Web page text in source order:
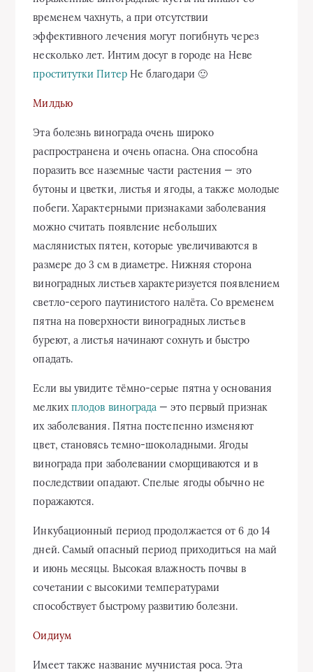
временем чахнуть, а при отсутствии
эффективного лечения могут погибнуть через
несколько лет. Интим досуг в городе на Неве
проститутки ПитерНе благодари 🙂
Милдью
Эта болезнь винограда очень широко
распространена и очень опасна. Она способна
поразить все наземные части растения — это
бутоны и цветки, листья и ягоды, а также молодые
побеги. Характерными признаками заболевания
можно считать появление небольших
маслянистых пятен, которые увеличиваются в
размере до 3 см в диаметре. Нижняя сторона
виноградных листьев характеризуется появлением
светло-серого паутинистого налёта. Со временем
пятна на поверхности виноградных листьев
буреют, а листья начинают сохнуть и быстро
опадать.
Если вы увидите тёмно-серые пятна у основания
мелкихплодов винограда — это первый признак
их заболевания. Пятна постепенно изменяют
цвет, становясь темно-шоколадными. Ягоды
винограда при заболевании сморщиваются и в
последствии опадают. Спелые ягоды обычно не
поражаются.
Инкубационный период продолжается от 6 до 14
дней. Самый опасный период приходиться на май
и июнь месяцы. Высокая влажность почвы в
сочетании с высокими температурами
способствует быстрому развитию болезни.
Оидиум
Имеет также название мучнистая роса. Эта